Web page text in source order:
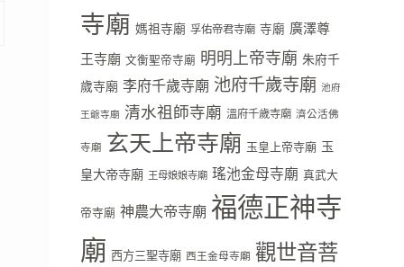
寺廟 媽祖寺廟 孚佑帝君寺廟 寺廟 廣澤尊
王寺廟 文衡聖帝寺廟 明明上帝寺廟 朱府千
歲寺廟 李府千歲寺廟 池府千歲寺廟 池府
王爺寺廟 清水祖師寺廟 溫府千歲寺廟 濟公活佛
寺廟 玄天上帝寺廟 玉皇上帝寺廟 玉
皇大帝寺廟 王母娘娘寺廟 瑤池金母寺廟 真武大
帝寺廟 神農大帝寺廟 福德正神寺
廟 西方三聖寺廟 西王金母寺廟 觀世音菩